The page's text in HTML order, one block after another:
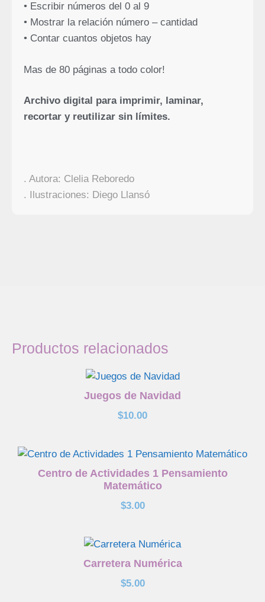
• Escribir números del 0 al 9
• Mostrar la relación número – cantidad
• Contar cuantos objetos hay
Mas de 80 páginas a todo color!
Archivo digital para imprimir, laminar,
recortar y reutilizar sin límites.
. Autora: Clelia Reboredo
. Ilustraciones: Diego Llansó
Productos relacionados
Juegos de Navidad
$10.00
Centro de Actividades 1 Pensamiento
Matemático
$3.00
Carretera Numérica
$5.00